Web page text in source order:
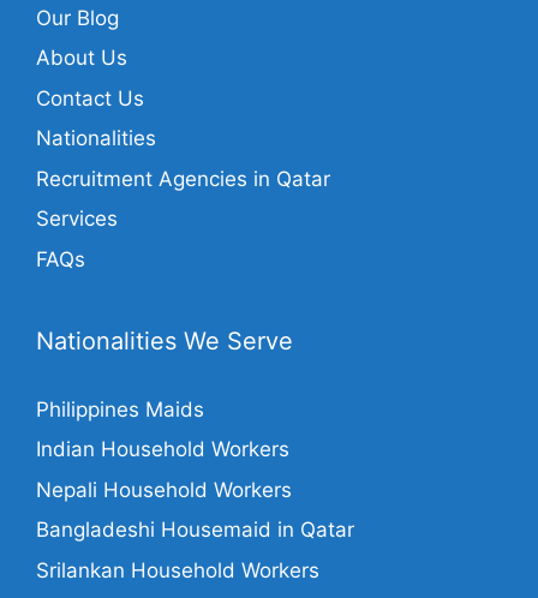
Our Blog
About Us
Contact Us
Nationalities
Recruitment Agencies in Qatar
Services
FAQs
Nationalities We Serve
Philippines Maids
Indian Household Workers
Nepali Household Workers
Bangladeshi Housemaid in Qatar
Srilankan Household Workers